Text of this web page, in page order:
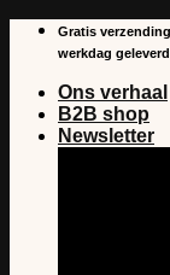
Overslaan
Gratis
werkdag
Ons verhaal
B2B shop
Newsletter